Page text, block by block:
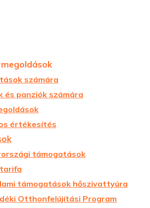
számára
és panziók számára
értékesítés
támogatások
támogatások hőszivattyúra
Otthonfelújítási Program